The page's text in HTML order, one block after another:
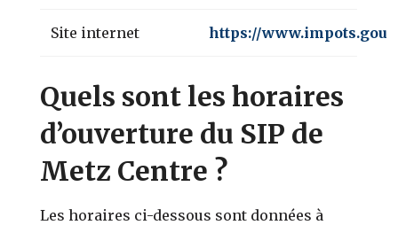
Site internet https://
Quels sont les horaires
d’ouverture du SIP de
Metz Centre ?
Les horaires ci-dessous sont données à